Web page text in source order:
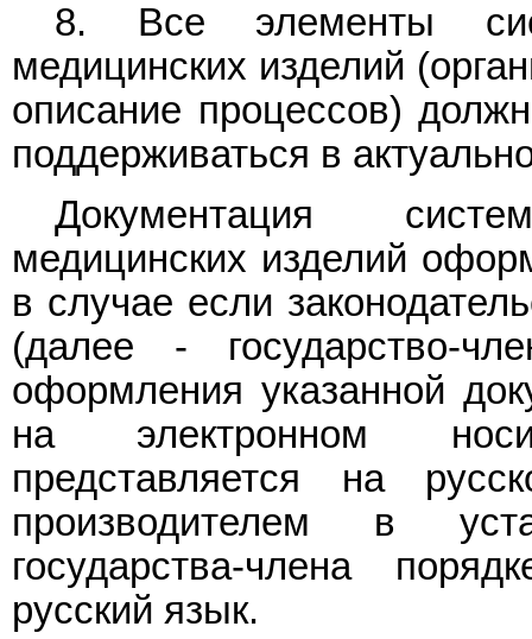
8. Все элементы
медицинских изделий
описание процессов)
поддерживаться в
Документация
медицинских изделий
в случае если
(далее - государство-
оформления указанной
на электронном
представляется на
производителем в
государства-члена
русский язык.